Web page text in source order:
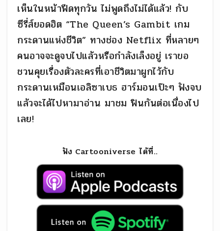
เห็นในหน้าฟีดทุกวัน ไม่พูดถึงไม่ได้แล้ว! กับ
ซีรี่ส์ยอดฮิต “The Queen’s Gambit เกม
กระดานแห่งชีวิต” ทางช่อง Netflix ที่หลายๆ
คนอาจจะดูจบไปแล้วหรือกำลังเล็งอยู่ เราขอ
ชวนคุยเรื่องตัวละครที่เอาชีวิตมาผูกไว้กับ
กระดานเหมือนเอลิซาเบธ ฮาร์มอนเป๊ะๆ ฟังจบ
แล้วจะได้ไปหามาอ่าน มาชม ฟินกันต่อเนื่องไป
เลย!
ฟัง Cartooniverse ได้ที่..